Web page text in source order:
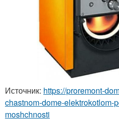
Источник: https://proremont-
chastnom-dome-elektrokotlom-
moshchnosti